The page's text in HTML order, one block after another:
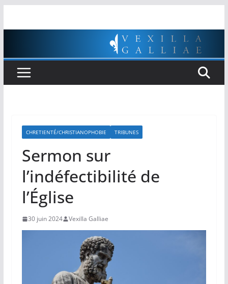
CHRETIENTÉ/CHRISTIANOPHOBIE TRIBUNES
Sermon sur
l’indéfectibilité de
l’Église
30 juin 2024 Vexilla Galliae